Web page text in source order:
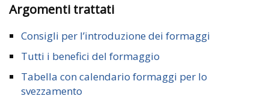
Argomenti trattati
Consigli per l’introduzione dei formaggi
Tutti i benefici del formaggio
Tabella con calendario formaggi per lo
svezzamento